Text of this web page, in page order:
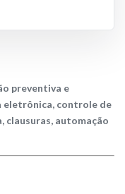
preventiva e
eletrônica, controle de
clausuras, automação